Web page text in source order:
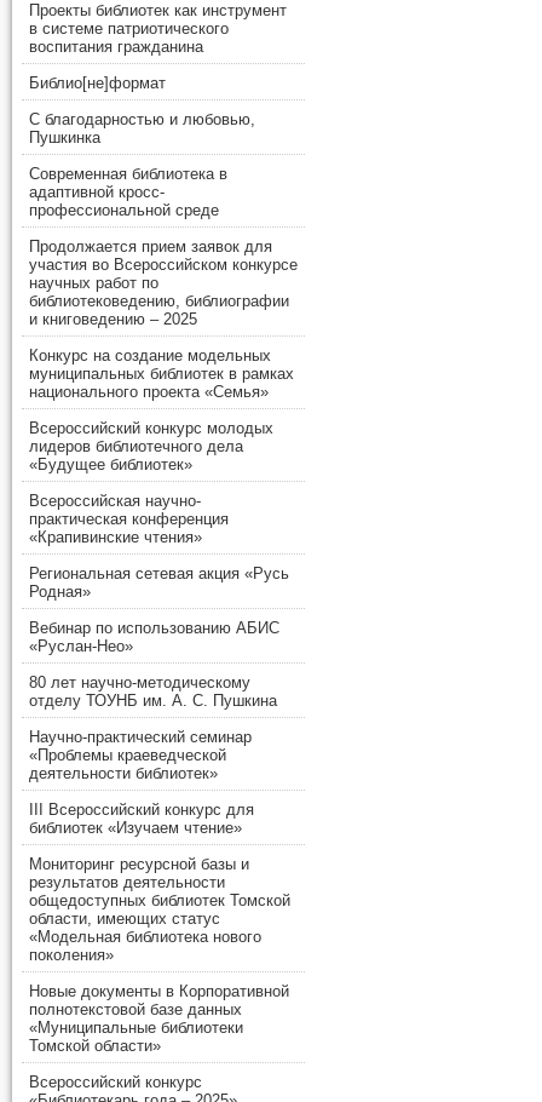
Проекты библиотек как инструмент
в системе патриотического
воспитания гражданина
Библио[не]формат
С благодарностью и любовью,
Пушкинка
Современная библиотека в
адаптивной кросс-
профессиональной среде
Продолжается прием заявок для
участия во Всероссийском конкурсе
научных работ по
библиотековедению, библиографии
и книговедению – 2025
Конкурс на создание модельных
муниципальных библиотек в рамках
национального проекта «Семья»
Всероссийский конкурс молодых
лидеров библиотечного дела
«Будущее библиотек»
Всероссийская научно-
практическая конференция
«Крапивинские чтения»
Региональная сетевая акция «Русь
Родная»
Вебинар по использованию АБИС
«Руслан-Нео»
80 лет научно-методическому
отделу ТОУНБ им. А. С. Пушкина
Научно-практический семинар
«Проблемы краеведческой
деятельности библиотек»
III Всероссийский конкурс для
библиотек «Изучаем чтение»
Мониторинг ресурсной базы и
результатов деятельности
общедоступных библиотек Томской
области, имеющих статус
«Модельная библиотека нового
поколения»
Новые документы в Корпоративной
полнотекстовой базе данных
«Муниципальные библиотеки
Томской области»
Всероссийский конкурс